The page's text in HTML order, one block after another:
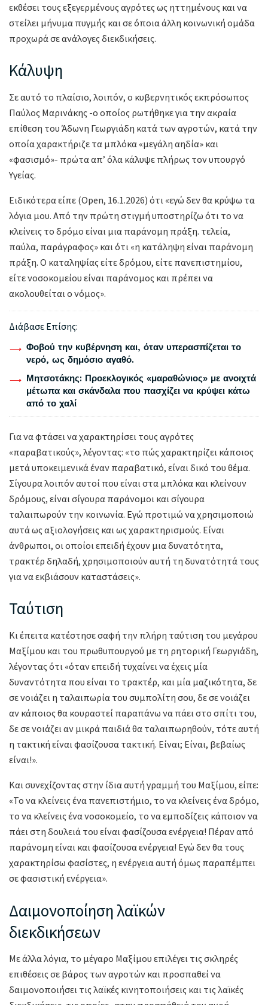
εκθέσει τους εξεγερμένους αγρότες ως ηττημένους και να
στείλει μήνυμα πυγμής και σε όποια άλλη κοινωνική ομάδα
προχωρά σε ανάλογες διεκδικήσεις.
Κάλυψη
Σε αυτό το πλαίσιο, λοιπόν, ο κυβερνητικός εκπρόσωπος
Παύλος Μαρινάκης -ο οποίος ρωτήθηκε για την ακραία
επίθεση του Άδωνη Γεωργιάδη κατά των αγροτών, κατά την
οποία χαρακτήριζε τα μπλόκα «μεγάλη αηδία» και
«φασισμό»- πρώτα απ’ όλα κάλυψε πλήρως τον υπουργό
Υγείας.
Ειδικότερα είπε (Open, 16.1.2026) ότι «εγώ δεν θα κρύψω τα
λόγια μου. Από την πρώτη στιγμή υποστηρίζω ότι το να
κλείνεις το δρόμο είναι μια παράνομη πράξη. τελεία,
παύλα, παράγραφος» και ότι «η κατάληψη είναι παράνομη
πράξη. Ο καταληψίας είτε δρόμου, είτε πανεπιστημίου,
είτε νοσοκομείου είναι παράνομος και πρέπει να
ακολουθείται ο νόμος».
Διάβασε Επίσης:
Φοβού την κυβέρνηση και, όταν υπερασπίζεται το
νερό, ως δημόσιο αγαθό.
Μητσοτάκης: Προεκλογικός «μαραθώνιος» με ανοιχτά
μέτωπα και σκάνδαλα που πασχίζει να κρύψει κάτω
από το χαλί
Για να φτάσει να χαρακτηρίσει τους αγρότες
«παραβατικούς», λέγοντας: «το πώς χαρακτηρίζει κάποιος
μετά υποκειμενικά έναν παραβατικό, είναι δικό του θέμα.
Σίγουρα λοιπόν αυτοί που είναι στα μπλόκα και κλείνουν
δρόμους, είναι σίγουρα παράνομοι και σίγουρα
ταλαιπωρούν την κοινωνία. Εγώ προτιμώ να χρησιμοποιώ
αυτά ως αξιολογήσεις και ως χαρακτηρισμούς. Είναι
άνθρωποι, οι οποίοι επειδή έχουν μια δυνατότητα,
τρακτέρ δηλαδή, χρησιμοποιούν αυτή τη δυνατότητά τους
για να εκβιάσουν καταστάσεις».
Ταύτιση
Κι έπειτα κατέστησε σαφή την πλήρη ταύτιση του μεγάρου
Μαξίμου και του πρωθυπουργού με τη ρητορική Γεωργιάδη,
λέγοντας ότι «όταν επειδή τυχαίνει να έχεις μία
δυναντότητα που είναι το τρακτέρ, και μία μαζικότητα, δε
σε νοιάζει η ταλαιπωρία του συμπολίτη σου, δε σε νοιάζει
αν κάποιος θα κουραστεί παραπάνω να πάει στο σπίτι του,
δε σε νοιάζει αν μικρά παιδιά θα ταλαιπωρηθούν, τότε αυτή
η τακτική είναι φασίζουσα τακτική. Είναι; Είναι, βεβαίως
είναι!».
Και συνεχίζοντας στην ίδια αυτή γραμμή του Μαξίμου, είπε:
«Το να κλείνεις ένα πανεπιστήμιο, το να κλείνεις ένα δρόμο,
το να κλείνεις ένα νοσοκομείο, το να εμποδίζεις κάποιον να
πάει στη δουλειά του είναι φασίζουσα ενέργεια! Πέραν από
παράνομη είναι και φασίζουσα ενέργεια! Εγώ δεν θα τους
χαρακτηρίσω φασίστες, η ενέργεια αυτή όμως παραπέμπει
σε φασιστική ενέργεια».
Δαιμονοποίηση λαϊκών
διεκδικήσεων
Με άλλα λόγια, το μέγαρο Μαξίμου επιλέγει τις σκληρές
επιθέσεις σε βάρος των αγροτών και προσπαθεί να
δαιμονοποιήσει τις λαϊκές κινητοποιήσεις και τις λαϊκές